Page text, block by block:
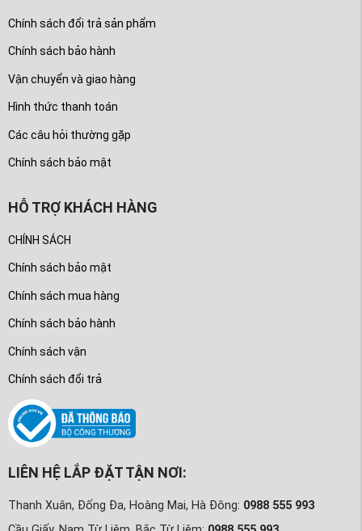
Chính sách đổi trả sản phẩm
Chính sách bảo hành
Vận chuyển và giao hàng
Hình thức thanh toán
Các câu hỏi thường gặp
Chính sách bảo mật
HỖ TRỢ KHÁCH HÀNG
CHÍNH SÁCH
Chính sách bảo mật
Chính sách mua hàng
Chính sách bảo hành
Chính sách vận
Chính sách đổi trả
LIÊN HỆ LẮP ĐẶT TẬN NƠI:
Thanh Xuân, Đống Đa, Hoàng Mai, Hà Đông: 0988 555 993